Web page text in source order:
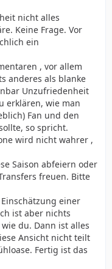
nicht alles
Keine Frage. Vor
ein
, vor allem
anderes als blanke
Unzufriedenheit
erklären, wie man
Fan und den
so spricht.
wird nicht wahrer ,
Saison abfeiern oder
freuen. Bitte
einer
ist aber nichts
du. Dann ist alles
Ansicht nicht teilt
Fertig ist das